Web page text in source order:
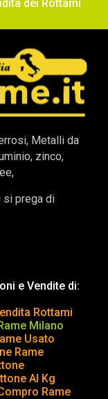
dei Rottami
Metalli da
zinco,
si prega di
e Vendite di:
Rottami
Milano
Usato
Rame
Al Kg
Rame